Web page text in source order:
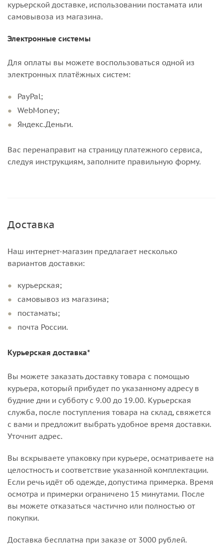
курьерской доставке, использовании постамата или
самовывоза из магазина.
Электронные системы
Для оплаты вы можете воспользоваться одной из
электронных платёжных систем:
PayPal;
WebMoney;
Яндекс.Деньги.
Вас перенаправит на страницу платежного сервиса,
следуя инструкциям, заполните правильную форму.
Доставка
Наш интернет-магазин предлагает несколько
вариантов доставки:
курьерская;
самовывоз из магазина;
постаматы;
почта России.
Курьерская доставка*
Вы можете заказать доставку товара с помощью
курьера, который прибудет по указанному адресу в
будние дни и субботу с 9.00 до 19.00. Курьерская
служба, после поступления товара на склад, свяжется
с вами и предложит выбрать удобное время доставки.
Уточнит адрес.
Вы вскрываете упаковку при курьере, осматриваете на
целостность и соответствие указанной комплектации.
Если речь идёт об одежде, допустима примерка. Время
осмотра и примерки ограничено 15 минутами. После
вы можете отказаться частично или полностью от
покупки.
Доставка бесплатна при заказе от 3000 рублей.